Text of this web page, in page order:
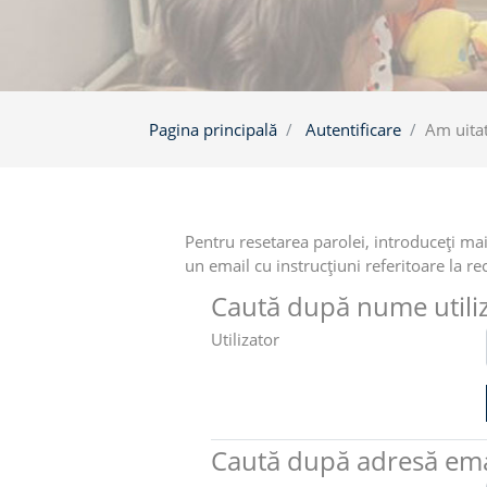
Pagina principală Autentificare Am
Pentru resetarea parolei, introduceţi
un email cu instrucţiuni referitoare la
Caută după nume
Utilizator
Caută după adresă